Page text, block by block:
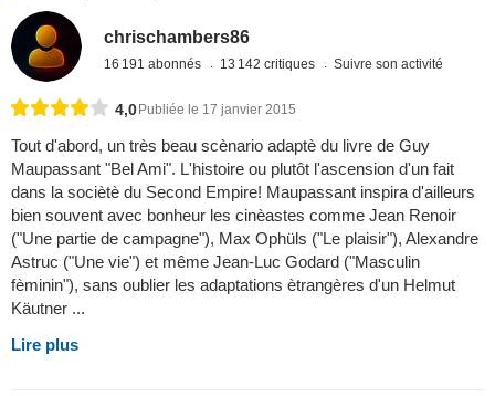
chrischambers86
16 191 abonnés 13 142 critiques Suivre son activité
4,0 Publiée le 17 janvier 2015
Tout d'abord, un très beau scènario adaptè du livre de Guy
Maupassant "Bel Ami". L'histoire ou plutôt l'ascension d'un fait
dans la sociètè du Second Empire! Maupassant inspira d'ailleurs
bien souvent avec bonheur les cinèastes comme Jean Renoir
("Une partie de campagne"), Max Ophüls ("Le plaisir"), Alexandre
Astruc ("Une vie") et même Jean-Luc Godard ("Masculin
fèminin"), sans oublier les adaptations ètrangères d'un Helmut
Käutner ...
Lire plus